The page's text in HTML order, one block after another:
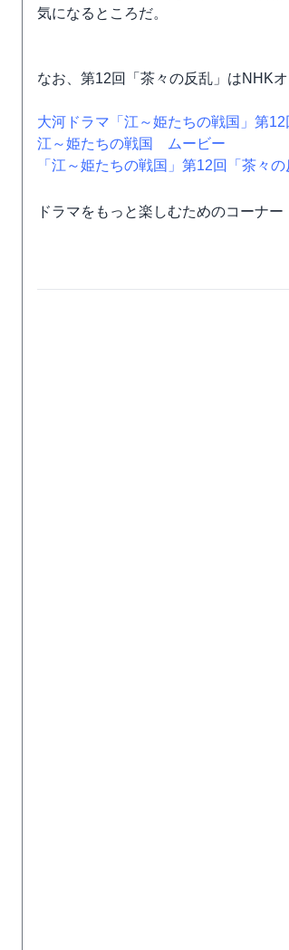
気になるところだ。
なお、第12回「茶々の反乱」はNHK
大河ドラマ「江～姫たちの戦国」第
江～姫たちの戦国 ムービー
「江～姫たちの戦国」第12回「茶々
ドラマをもっと楽しむためのコーナー